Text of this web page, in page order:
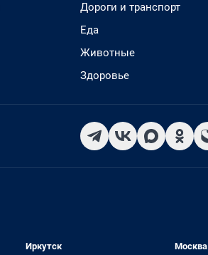
Дороги и транспорт
Еда
Животные
Здоровье
Иркутск
Москва